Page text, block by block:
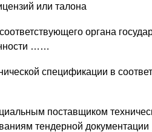
или талона
органа
……
спецификации в
поставщиком
тендерной